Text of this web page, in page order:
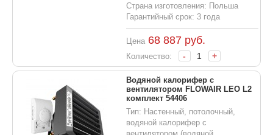
Страна изготовления: Польша
Гарантийный срок: 3 года
Цена 68 887руб.
Количество: - +
Водяной калорифер с
вентилятором FLOWAIR LEO L2
комплект 54406
Тип: Настенный, потолочный,
водяной калорифер с